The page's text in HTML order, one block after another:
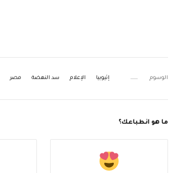
الوسوم إثيوبيا الإعلام سد النهضة مصر
ما هو انطباعك؟